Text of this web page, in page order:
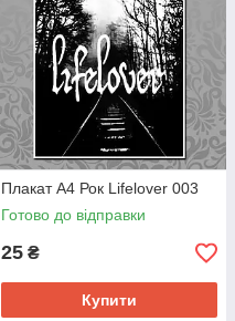
Плакат А4 Рок Lifelover 003
Готово до відправки
25 ₴
Купити